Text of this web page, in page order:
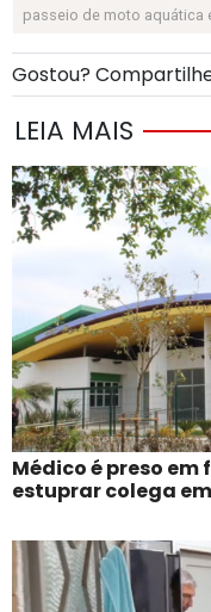
passeio de moto aquática
Gostou?
LEIA MAIS
Médico é preso
estuprar colega em